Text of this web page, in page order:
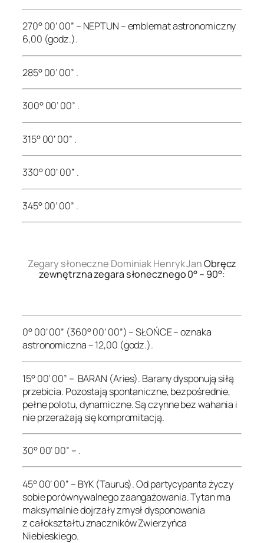
270° 00’ 00” – NEPTUN – emblemat astronomiczny
6,00 (godz.).
285° 00’ 00” .
300° 00’ 00” .
315° 00’ 00” .
330° 00’ 00” .
345° 00’ 00” .
Zegary słoneczne Dominiak Henryk JanObręcz
zewnętrzna zegara słonecznego 0° – 90°:
0° 00’ 00” (360° 00’ 00”) – SŁOŃCE – oznaka
astronomiczna – 12,00 (godz.).
15° 00’ 00” – BARAN (Aries). Barany dysponują siłą
przebicia. Pozostają spontaniczne, bezpośrednie,
pełne polotu, dynamiczne. Są czynne bez wahania i
nie przerażają się kompromitacją.
30° 00’ 00” – .
45° 00’ 00” – BYK (Taurus). Od partycypanta życzy
sobie porównywalnego zaangażowania. Tytan ma
maksymalnie dojrzały zmysł dysponowania
z całokształtu znaczników Zwierzyńca
Niebieskiego.